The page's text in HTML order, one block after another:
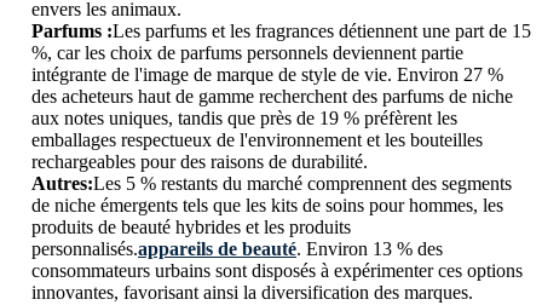
envers les animaux.
Parfums :Les parfums et les fragrances détiennent une part de 15
%, car les choix de parfums personnels deviennent partie
intégrante de l'image de marque de style de vie. Environ 27 %
des acheteurs haut de gamme recherchent des parfums de niche
aux notes uniques, tandis que près de 19 % préfèrent les
emballages respectueux de l'environnement et les bouteilles
rechargeables pour des raisons de durabilité.
Autres:Les 5 % restants du marché comprennent des segments
de niche émergents tels que les kits de soins pour hommes, les
produits de beauté hybrides et les produits
personnalisés.appareils de beauté. Environ 13 % des
consommateurs urbains sont disposés à expérimenter ces options
innovantes, favorisant ainsi la diversification des marques.